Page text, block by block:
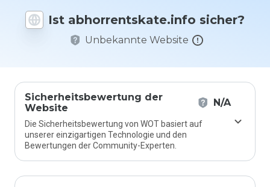
Ist abhorrentskate.info sicher?
Unbekannte Website
Sicherheitsbewertung der
Website
N/A
Die Sicherheitsbewertung von WOT basiert auf
unserer einzigartigen Technologie und den
Bewertungen der Community-Experten.
Skala von
1 bis 5
bewerten?